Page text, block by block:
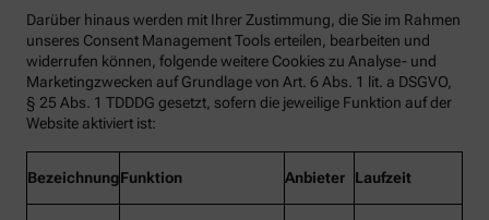
Darüber hinaus werden mit Ihrer Zustimmung, die Sie im Rahmen
unseres Consent Management Tools erteilen, bearbeiten und
widerrufen können, folgende weitere Cookies zu Analyse- und
Marketingzwecken auf Grundlage von Art. 6 Abs. 1 lit. a DSGVO,
§ 25 Abs. 1 TDDDG gesetzt, sofern die jeweilige Funktion auf der
Website aktiviert ist:
BezeichnungFunktion Anbieter Laufzeit